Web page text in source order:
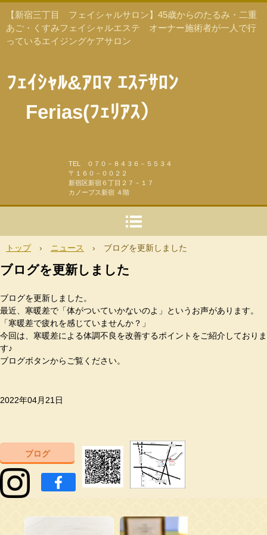
ﾌｪｲｼｬﾙ&ｱﾛﾏ ｴｽﾃｻﾛﾝ
Ferias(ﾌｪﾘｱｽ）
【新宿三丁目 フェイシャルサロン】45歳からのたるみ・二重
あご・くすみフェイシャルエステ オーナー施術者が一人で行
っているエイジングケアサロン
TEL ０７０－８４３６－５５３４
〒１６０－００２２
新宿区新宿６丁目２７－１７
カノープス新宿 ４階
トップ › ニュース › ブログを更新しました
ブログを更新しました
ブログを更新しました。
最近、寒暖差で「体がついていかないのよ」というお声があります。
「寒暖差で疲れを感じていませんか？」
今回は、寒暖差による体調不良を改善するポイントをご紹介しておりま
す♪
ブログボタンからご覧ください。
2022年04月21日
ブログ